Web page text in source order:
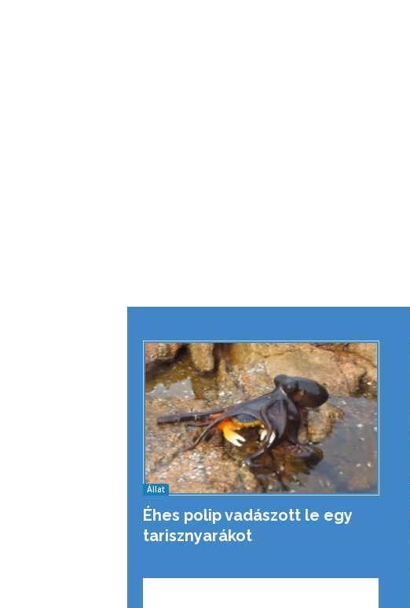
Állat
Éhes polip vadászott le egy
tarisznyarákot